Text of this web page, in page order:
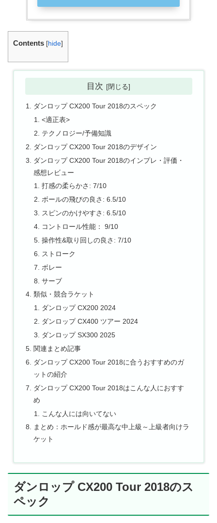
Contents [hide]
目次
ダンロップ CX200 Tour 2018のスペック
<適正表>
テクノロジー/予備知識
ダンロップ CX200 Tour 2018のデザイン
ダンロップ CX200 Tour 2018のインプレ・評価・
感想レビュー
打感の柔らかさ: 7/10
ボールの飛びの良さ: 6.5/10
スピンのかけやすさ: 6.5/10
コントロール性能： 9/10
操作性&取り回しの良さ: 7/10
ストローク
ボレー
サーブ
類似・競合ラケット
ダンロップ CX200 2024
ダンロップ CX400 ツアー 2024
ダンロップ SX300 2025
関連まとめ記事
ダンロップ CX200 Tour 2018に合うおすすめのガ
ットの紹介
ダンロップ CX200 Tour 2018はこんな人におすす
め
こんな人には向いてない
まとめ：ホールド感が最高な中上級～上級者向けラ
ケット
ダンロップ CX200 Tour 2018のス
ペック